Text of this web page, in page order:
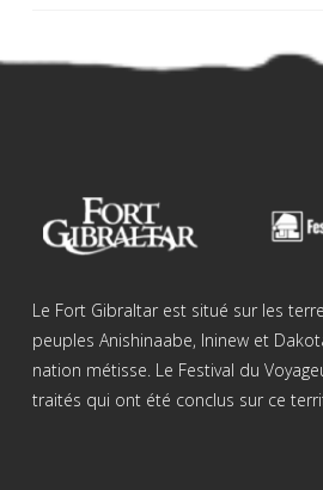
Le Fort Gibraltar est situé sur les
peuples Anishinaabe, Ininew et
nation métisse. Le Festival du
traités qui ont été conclus sur ce